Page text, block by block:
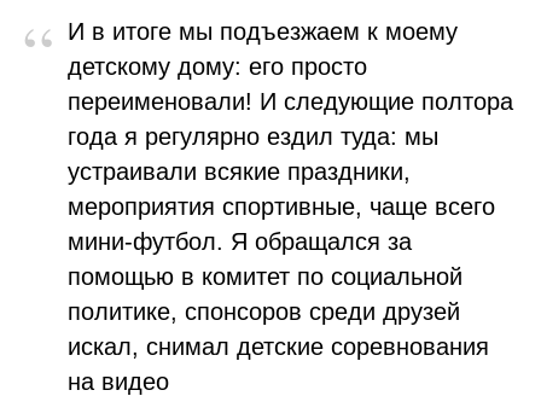
“
И в итоге мы подъезжаем к моему
детскому дому: его просто
переименовали! И следующие полтора
года я регулярно ездил туда: мы
устраивали всякие праздники,
мероприятия спортивные, чаще всего
мини-футбол. Я обращался за
помощью в комитет по социальной
политике, спонсоров среди друзей
искал, снимал детские соревнования
на видео